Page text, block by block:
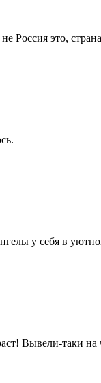
Россия это,
у себя в
Вывели-таки на